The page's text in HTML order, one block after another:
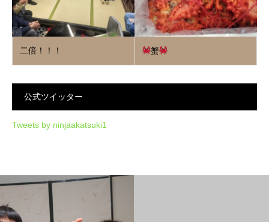
二倍！！！ 蟹
公式ツイッター
Tweets by ninjaakatsuki1